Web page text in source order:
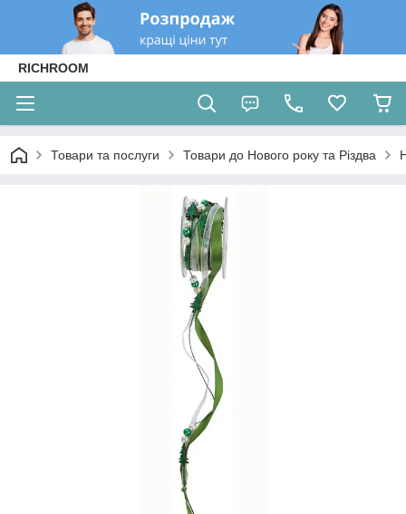
RICHROOM
Товари та послуги Товари до Нового року та Різдва